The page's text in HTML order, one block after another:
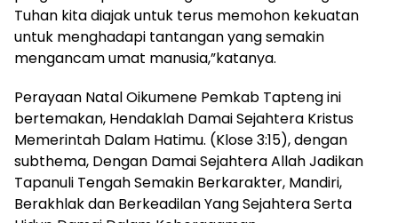
Tuhan kita diajak untuk terus memohon kekuatan
untuk menghadapi tantangan yang semakin
mengancam umat manusia,”katanya.
Perayaan Natal Oikumene Pemkab Tapteng ini
bertemakan, Hendaklah Damai Sejahtera Kristus
Memerintah Dalam Hatimu. (Klose 3:15), dengan
subthema, Dengan Damai Sejahtera Allah Jadikan
Tapanuli Tengah Semakin Berkarakter, Mandiri,
Berakhlak dan Berkeadilan Yang Sejahtera Serta